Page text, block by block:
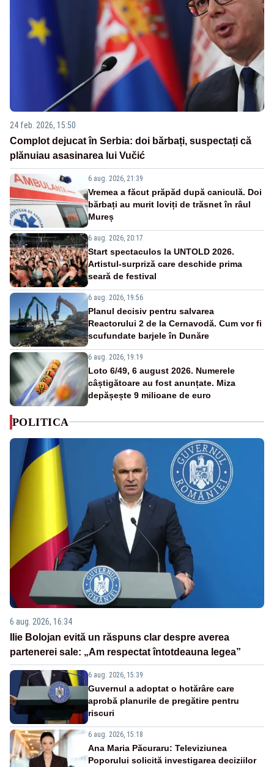
24 feb. 2026, 15:50
Complot dejucat în Serbia: doi bărbați, suspectați că
plănuiau asasinarea lui Vučić
6 aug. 2026, 21:39
Vremea a făcut prăpăd după caniculă. Doi
bărbați au murit loviți de trăsnet în râul
Mureș
6 aug. 2026, 20:17
Start spectaculos la UNTOLD 2026.
Artistul-surpriză care deschide prima
seară de festival
6 aug. 2026, 19:56
Planul decisiv pentru salvarea
Reactorului 2 de la Cernavodă. Cum vor fi
scufundate barjele în Dunăre
6 aug. 2026, 19:19
Loto 6/49, 6 august 2026. Numerele
câștigătoare au fost anunțate. Miza
depășește 9 milioane de euro
POLITICA
6 aug. 2026, 16:34
Ilie Bolojan evită un răspuns clar despre averea
partenerei sale: „Am respectat întotdeauna legea”
6 aug. 2026, 15:39
Guvernul a adoptat o hotărâre care
aprobă planurile de pregătire pentru
riscuri
6 aug. 2026, 15:18
Ana Maria Păcuraru: Televiziunea
Poporului solicită investigarea deciziilor